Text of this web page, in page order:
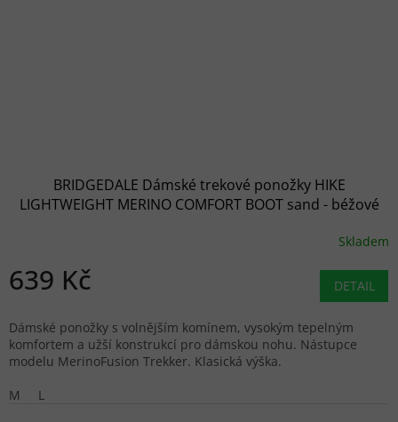
BRIDGEDALE Dámské trekové ponožky HIKE
LIGHTWEIGHT MERINO COMFORT BOOT sand - béžové
Skladem
639 Kč DETAIL
Dámské ponožky s volnějším komínem, vysokým tepelným
komfortem a užší konstrukcí pro dámskou nohu. Nástupce
modelu MerinoFusion Trekker. Klasická výška.
M
L